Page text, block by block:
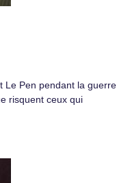
Le Pen pendant la guerre
risquent ceux qui